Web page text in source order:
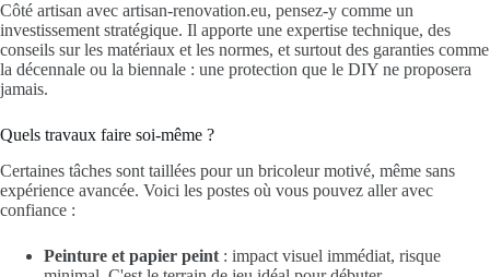
Côté artisan avec artisan-renovation.eu, pensez-y comme un
investissement stratégique. Il apporte une expertise technique, des
conseils sur les matériaux et les normes, et surtout des garanties comme
la décennale ou la biennale : une protection que le DIY ne proposera
jamais.
Quels travaux faire soi-même ?
Certaines tâches sont taillées pour un bricoleur motivé, même sans
expérience avancée. Voici les postes où vous pouvez aller avec
confiance :
Peinture et papier peint : impact visuel immédiat, risque